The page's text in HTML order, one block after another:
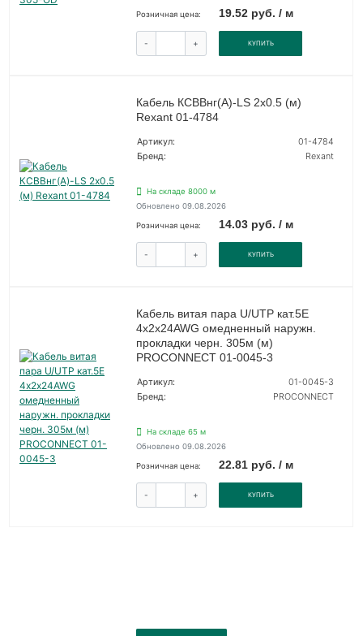
Розничная цена: 19.52 руб. / м
- + КУПИТЬ
Кабель КСВВнг(А)-LS 2х0.5 (м)
Rexant 01-4784
Артикул:
01-4784
Бренд:
Rexant
На складе 8000 м
Обновлено 09.08.2026
Розничная цена: 14.03 руб. / м
- + КУПИТЬ
Кабель витая пара U/UTP кат.5E
4х2х24AWG омедненный наружн.
прокладки черн. 305м (м)
PROCONNECT 01-0045-3
Артикул:
01-0045-3
Бренд:
PROCONNECT
На складе 65 м
Обновлено 09.08.2026
Розничная цена: 22.81 руб. / м
- + КУПИТЬ